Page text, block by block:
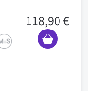
118,90 €